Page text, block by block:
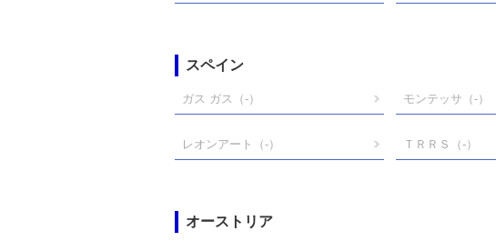
スペイン
ガス ガス （-） モンテッサ （-）
レオンアート （-） ＴＲＲＳ （-）
オーストリア